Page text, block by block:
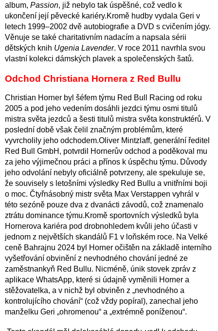
album, Passion, již nebylo tak úspěšné, což vedlo k
ukončení její pěvecké kariéry.Kromě hudby vydala Geri v
letech 1999–2002 dvě autobiografie a DVD s cvičením jógy.
Věnuje se také charitativním nadacím a napsala sérii
dětských knih Ugenia Lavender. V roce 2011 navrhla svou
vlastní kolekci dámských plavek a společenských šatů.
Odchod Christiana Hornera z Red Bullu
Christian Horner byl šéfem týmu Red Bull Racing od roku
2005 a pod jeho vedením dosáhli jezdci týmu osmi titulů
mistra světa jezdců a šesti titulů mistra světa konstruktérů. V
poslední době však čelil značným problémům, které
vyvrcholily jeho odchodem.Oliver Mintzlaff, generální ředitel
Red Bull GmbH, potvrdil Hornerův odchod a poděkoval mu
za jeho výjimečnou práci a přínos k úspěchu týmu. Důvody
jeho odvolání nebyly oficiálně potvrzeny, ale spekuluje se,
že souvisely s letošními výsledky Red Bullu a vnitřními boji
o moc. Čtyřnásobný mistr světa Max Verstappen vyhrál v
této sezóně pouze dva z dvanácti závodů, což znamenalo
ztrátu dominance týmu.Kromě sportovních výsledků byla
Hornerova kariéra pod drobnohledem kvůli jeho účasti v
jednom z největších skandálů F1 v loňském roce. Na Velké
ceně Bahrajnu 2024 byl Horner očištěn na základě interního
vyšetřování obvinění z nevhodného chování jedné ze
zaměstnankyň Red Bullu. Nicméně, únik stovek zpráv z
aplikace WhatsApp, které si údajně vyměnili Horner a
stěžovatelka, a v nichž byl obviněn z „nevhodného a
kontrolujícího chování“ (což vždy popíral), zanechal jeho
manželku Geri „ohromenou“ a „extrémně poníženou“.